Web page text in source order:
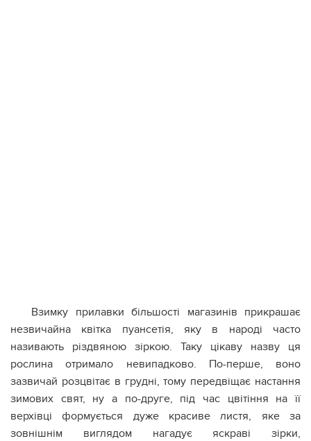
Взимку прилавки більшості магазинів прикрашає
незвичайна квітка пуансетія, яку в народі часто
називають різдвяною зіркою. Таку цікаву назву ця
рослина отримало невипадково. По-перше, воно
зазвичай розцвітає в грудні, тому передвіщає настання
зимових свят, ну а по-друге, під час цвітіння на її
верхівці формується дуже красиве листя, яке за
зовнішнім виглядом нагадує яскраві зірки,